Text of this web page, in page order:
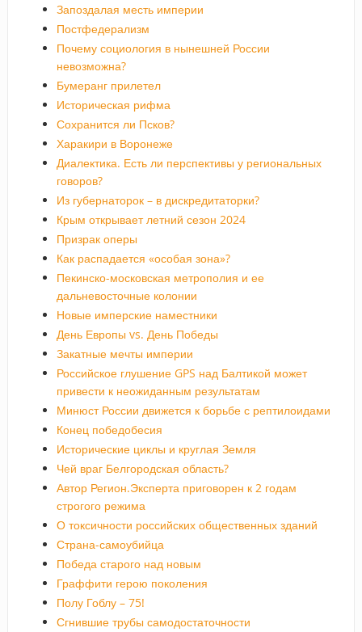
Запоздалая месть империи
Постфедерализм
Почему социология в нынешней России
невозможна?
Бумеранг прилетел
Историческая рифма
Сохранится ли Псков?
Харакири в Воронеже
Диалектика. Есть ли перспективы у региональных
говоров?
Из губернаторок – в дискредитаторки?
Крым открывает летний сезон 2024
Призрак оперы
Как распадается «особая зона»?
Пекинско-московская метрополия и ее
дальневосточные колонии
Новые имперские наместники
День Европы vs. День Победы
Закатные мечты империи
Российское глушение GPS над Балтикой может
привести к неожиданным результатам
Минюст России движется к борьбе с рептилоидами
Конец победобесия
Исторические циклы и круглая Земля
Чей враг Белгородская область?
Автор Регион.Эксперта приговорен к 2 годам
строгого режима
О токсичности российских общественных зданий
Страна-самоубийца
Победа старого над новым
Граффити герою поколения
Полу Гоблу – 75!
Сгнившие трубы самодостаточности